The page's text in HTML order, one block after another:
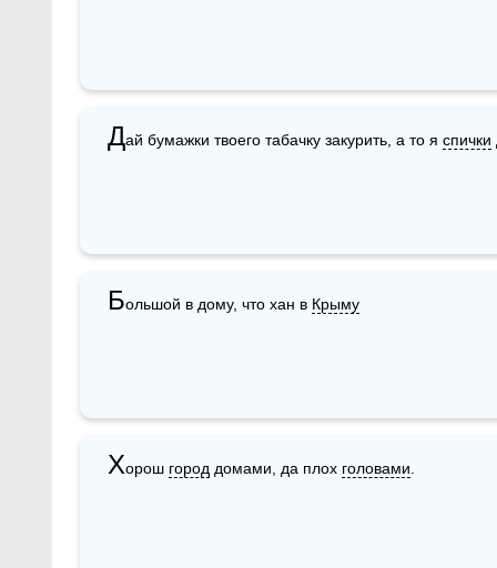
Дай бумажки твоего табачку закурить, а то я спички
Большой в дому, что хан в Крыму
Хорош город домами, да плох головами